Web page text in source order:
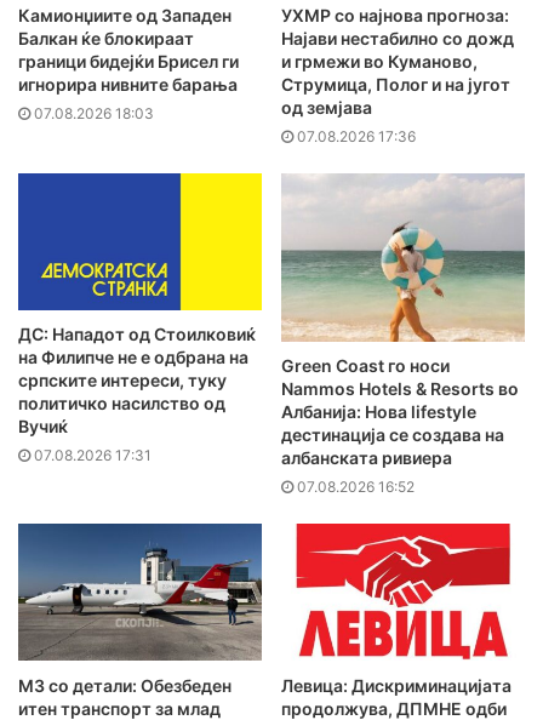
Камионџиите од Западен
Балкан ќе блокираат
граници бидејќи Брисел ги
игнорира нивните барања
07.08.2026 18:03
УХМР со најнова прогноза:
Најави нестабилно со дожд
и грмежи во Куманово,
Струмица, Полог и на југот
од земјава
07.08.2026 17:36
ДС: Нападот од Стоилковиќ
на Филипче не е одбрана на
српските интереси, туку
политичко насилство од
Вучиќ
07.08.2026 17:31
Green Coast го носи
Nammos Hotels & Resorts во
Албанија: Нова lifestyle
дестинација се создава на
албанската ривиера
07.08.2026 16:52
MЗ со детали: Обезбеден
итен транспорт за млад
Левица: Дискриминацијата
продолжува, ДПМНЕ одби